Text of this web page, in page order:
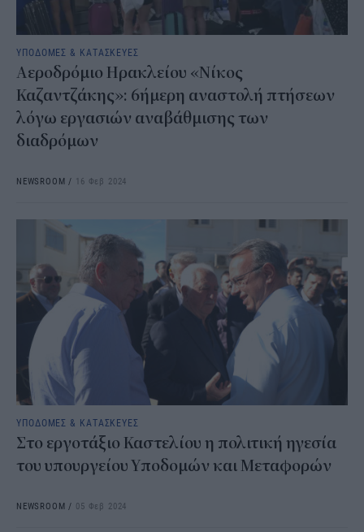
ΥΠΟΔΟΜΕΣ & ΚΑΤΑΣΚΕΥΕΣ
Αεροδρόμιο Ηρακλείου «Νίκος
Καζαντζάκης»: 6ήμερη αναστολή πτήσεων
λόγω εργασιών αναβάθμισης των
διαδρόμων
NEWSROOM / 16 Φεβ 2024
ΥΠΟΔΟΜΕΣ & ΚΑΤΑΣΚΕΥΕΣ
Στο εργοτάξιο Καστελίου η πολιτική ηγεσία
του υπουργείου Υποδομών και Μεταφορών
NEWSROOM / 05 Φεβ 2024